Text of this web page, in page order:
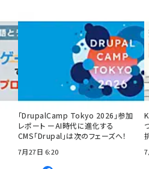
「DrupalCamp Tokyo 2026」参加
レポート ーAI時代に進化する
CMS「Drupal」は次のフェーズへ！
7月27日 6:20